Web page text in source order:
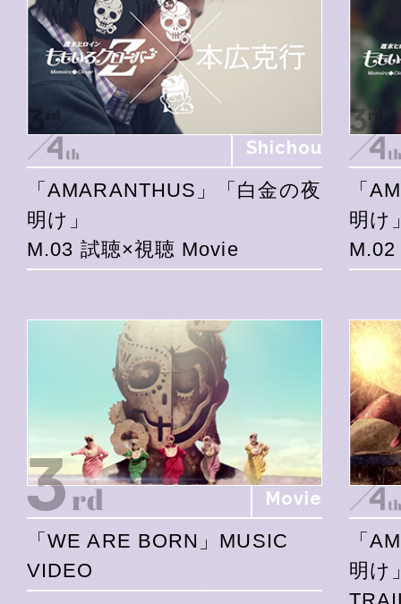
Shichou
「AMARANTHUS」「白金の夜
明け」
M.03 試聴×視聴 Movie
「
明け
Movie
「WE ARE BORN」MUSIC
VIDEO
「
明け